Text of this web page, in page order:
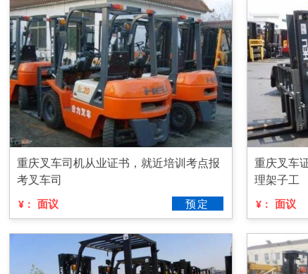
重庆叉车司机从业证书，就近培训考点报
考叉车司
¥： 面议 预定
重庆叉车
理架子工
¥： 面议